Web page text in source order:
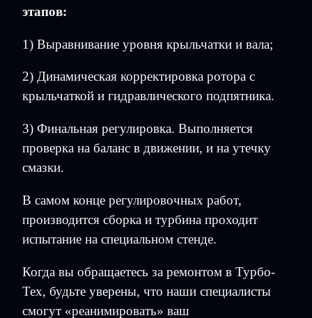
этапов:
1) Выравнивание уровня крыльчатки и вала;
2) Динамическая корректировка ротора с
крыльчаткой и гидравлического подпятника.
3) Финальная регулировка. Выполняется
проверка на баланс в движении, и на утечку
смазки.
В самом конце регулировочных работ,
производится сборка и турбина проходит
испытание на специальном стенде.
Когда вы обращаетесь за ремонтом в Турбо-
Тех, будьте уверены, что наши специалисты
смогут «реанимировать» ваш